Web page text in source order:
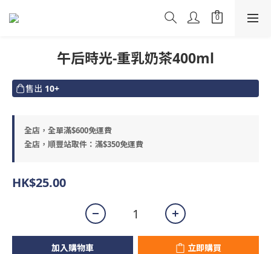
午后時光-重乳奶茶400ml
售出 10+
全店，全單滿$600免運費
全店，順豐站取件：滿$350免運費
HK$25.00
加入購物車 立即購買